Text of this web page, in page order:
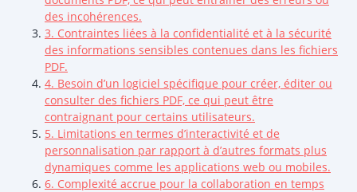
des incohérences.
3. Contraintes liées à la confidentialité et à la sécurité
des informations sensibles contenues dans les fichiers
PDF.
4. Besoin d’un logiciel spécifique pour créer, éditer ou
consulter des fichiers PDF, ce qui peut être
contraignant pour certains utilisateurs.
5. Limitations en termes d’interactivité et de
personnalisation par rapport à d’autres formats plus
dynamiques comme les applications web ou mobiles.
6. Complexité accrue pour la collaboration en temps